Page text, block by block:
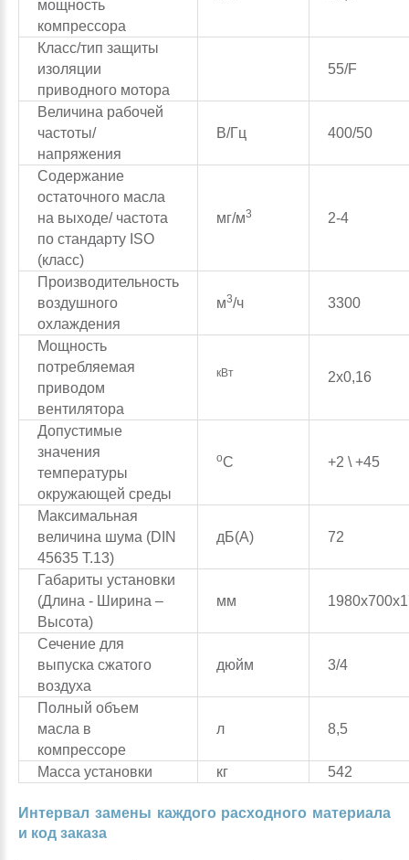
мощность
компрессора
Класс/тип защиты
изоляции
приводного мотора
55/F
Величина рабочей
частоты/
напряжения
В/Гц 400/50
Содержание
остаточного масла
на выходе/ частота
по стандарту ISO
(класс)
мг/м3 2-4
Производительность
воздушного
охлаждения
м3/ч 3300
Мощность
потребляемая
приводом
вентилятора
кВт 2х0,16
Допустимые
значения
температуры
окружающей среды
оС +2 \ +45
Максимальная
величина шума (DIN
45635 T.13)
дБ(A) 72
Габариты установки
(Длина - Ширина –
Высота)
мм
Сечение для
выпуска сжатого
воздуха
дюйм 3/4
Полный объем
масла в
компрессоре
л 8,5
Масса установки кг 542
Интервал замены каждого расходного материала
и код заказа